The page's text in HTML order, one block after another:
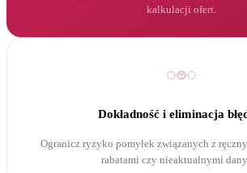
kalkulacji ofert.
Dokładność i eliminacja
Ogranicz ryzyko pomyłek związanych z
rabatami czy nieaktualnymi